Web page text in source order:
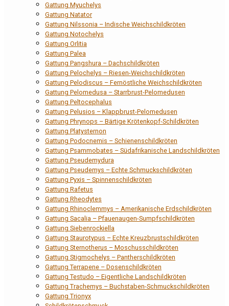
Gattung Myuchelys
Gattung Natator
Gattung Nilssonia – Indische Weichschildkröten
Gattung Notochelys
Gattung Orlitia
Gattung Palea
Gattung Pangshura – Dachschildkröten
Gattung Pelochelys – Riesen-Weichschildkröten
Gattung Pelodiscus – Fernöstliche Weichschildkröten
Gattung Pelomedusa – Starrbrust-Pelomedusen
Gattung Peltocephalus
Gattung Pelusios – Klappbrust-Pelomedusen
Gattung Phrynops – Bärtige Krötenkopf-Schildkröten
Gattung Platysternon
Gattung Podocnemis – Schienenschildkröten
Gattung Psammobates – Südafrikanische Landschildkröten
Gattung Pseudemydura
Gattung Pseudemys – Echte Schmuckschildkröten
Gattung Pyxis – Spinnenschildkröten
Gattung Rafetus
Gattung Rheodytes
Gattung Rhinoclemmys – Amerikanische Erdschildkröten
Gattung Sacalia – Pfauenaugen-Sumpfschildkröten
Gattung Siebenrockiella
Gattung Staurotypus – Echte Kreuzbrustschildkröten
Gattung Sternotherus – Moschusschildkröten
Gattung Stigmochelys – Pantherschildkröten
Gattung Terrapene – Dosenschildkröten
Gattung Testudo – Eigentliche Landschildkröten
Gattung Trachemys – Buchstaben-Schmuckschildkröten
Gattung Trionyx